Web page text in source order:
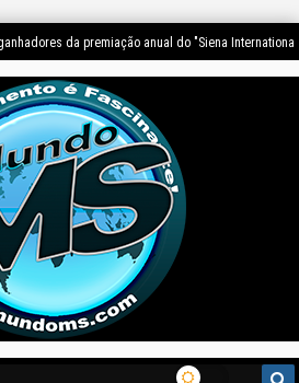
da premiação anual do "Siena